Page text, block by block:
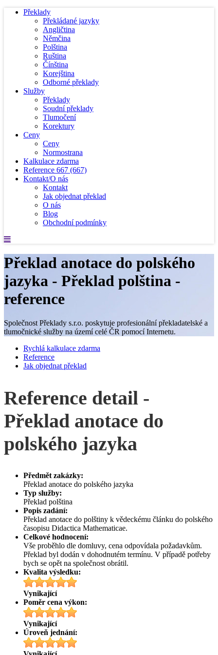
Překlady
Překládané jazyky
Angličtina
Němčina
Polština
Ruština
Čínština
Korejština
Odborné překlady
Služby
Překlady
Soudní překlady
Tlumočení
Korektury
Ceny
Ceny
Normostrana
Kalkulace zdarma
Reference 667 (667)
Kontakt/O nás
Kontakt
Jak objednat překlad
O nás
Blog
Obchodní podmínky
Překlad anotace do polského
jazyka - Překlad polština -
reference
Společnost Překlady s.r.o. poskytuje profesionální překladatelské a
tlumočnické služby na území celé ČR pomocí Internetu.
Rychlá kalkulace zdarma
Reference
Jak objednat překlad
Reference detail -
Překlad anotace do
polského jazyka
Předmět zakázky:
Překlad anotace do polského jazyka
Typ služby:
Překlad polština
Popis zadání:
Překlad anotace do polštiny k vědeckému článku do polského
časopisu Didactica Mathematicae.
Celkové hodnocení:
Vše proběhlo dle domluvy, cena odpovídala požadavkům.
Překlad byl dodán v dohodnutém termínu. V případě potřeby
bych se opět na společnost obrátil.
Kvalita výsledku:
Vynikající
Poměr cena výkon:
Vynikající
Úroveň jednání: